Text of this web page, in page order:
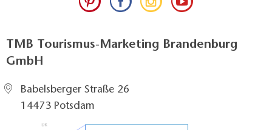
TMB Tourismus-Marketing Brandenburg
GmbH
Babelsberger Straße 26
14473 Potsdam